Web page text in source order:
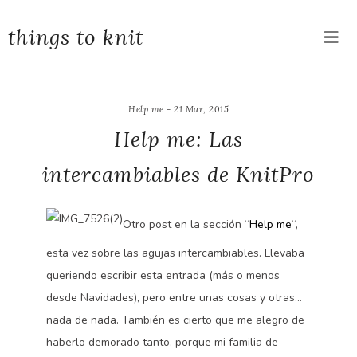
things to knit
Help me - 21 Mar, 2015
Help me: Las
intercambiables de KnitPro
Otro post en la sección “Help me“,
esta vez sobre las agujas intercambiables. Llevaba
queriendo escribir esta entrada (más o menos
desde Navidades), pero entre unas cosas y otras…
nada de nada. También es cierto que me alegro de
haberlo demorado tanto, porque mi familia de